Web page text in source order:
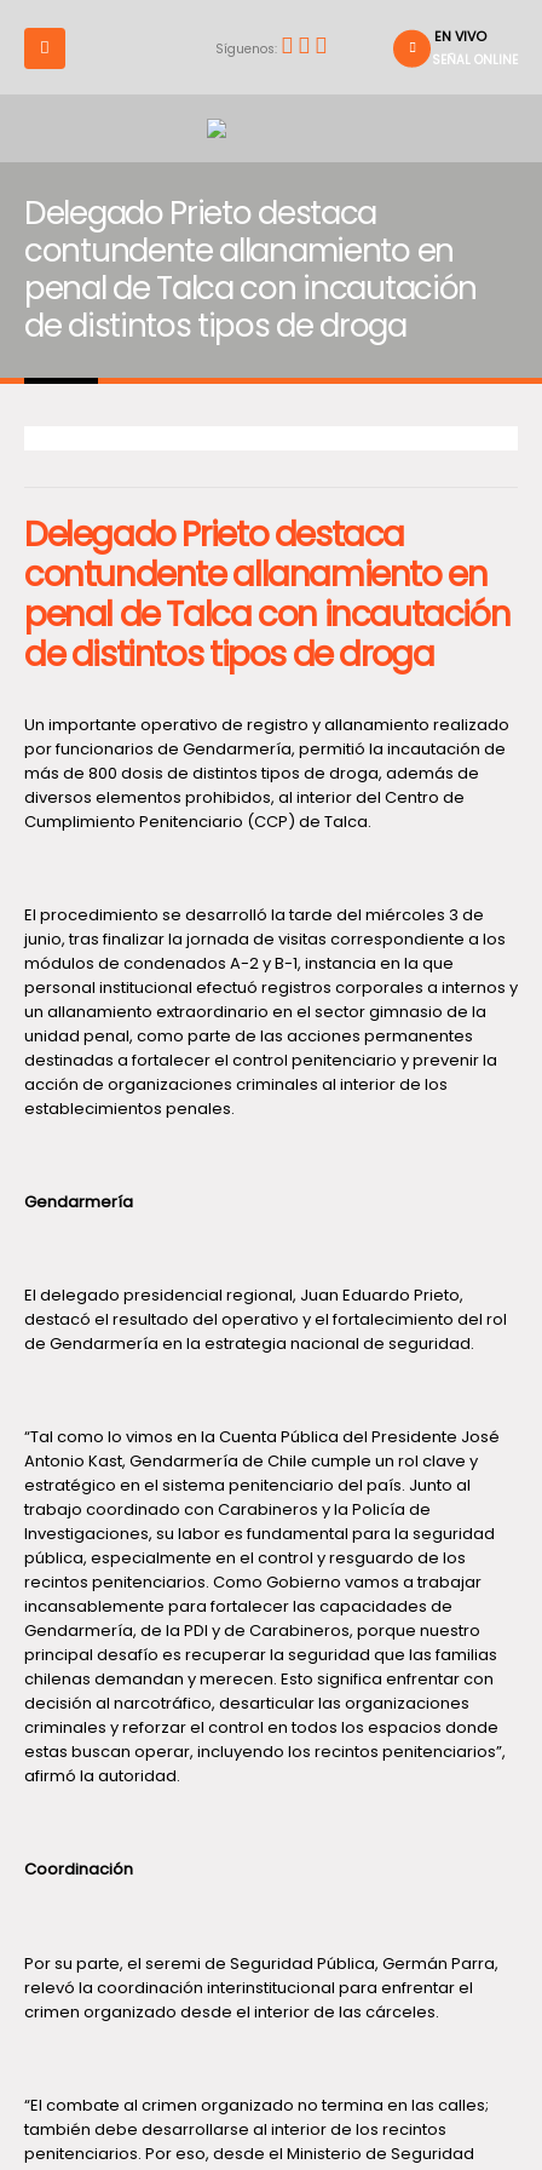
Síguenos:
EN VIVO
SEÑAL ONLINE
Delegado Prieto destaca
contundente allanamiento en
penal de Talca con incautación
de distintos tipos de droga
Delegado Prieto destaca
contundente allanamiento en
penal de Talca con incautación
de distintos tipos de droga
Un importante operativo de registro y allanamiento realizado
por funcionarios de Gendarmería, permitió la incautación de
más de 800 dosis de distintos tipos de droga, además de
diversos elementos prohibidos, al interior del Centro de
Cumplimiento Penitenciario (CCP) de Talca.
El procedimiento se desarrolló la tarde del miércoles 3 de
junio, tras finalizar la jornada de visitas correspondiente a los
módulos de condenados A-2 y B-1, instancia en la que
personal institucional efectuó registros corporales a internos y
un allanamiento extraordinario en el sector gimnasio de la
unidad penal, como parte de las acciones permanentes
destinadas a fortalecer el control penitenciario y prevenir la
acción de organizaciones criminales al interior de los
establecimientos penales.
Gendarmería
El delegado presidencial regional, Juan Eduardo Prieto,
destacó el resultado del operativo y el fortalecimiento del rol
de Gendarmería en la estrategia nacional de seguridad.
“Tal como lo vimos en la Cuenta Pública del Presidente José
Antonio Kast, Gendarmería de Chile cumple un rol clave y
estratégico en el sistema penitenciario del país. Junto al
trabajo coordinado con Carabineros y la Policía de
Investigaciones, su labor es fundamental para la seguridad
pública, especialmente en el control y resguardo de los
recintos penitenciarios. Como Gobierno vamos a trabajar
incansablemente para fortalecer las capacidades de
Gendarmería, de la PDI y de Carabineros, porque nuestro
principal desafío es recuperar la seguridad que las familias
chilenas demandan y merecen. Esto significa enfrentar con
decisión al narcotráfico, desarticular las organizaciones
criminales y reforzar el control en todos los espacios donde
estas buscan operar, incluyendo los recintos penitenciarios”,
afirmó la autoridad.
Coordinación
Por su parte, el seremi de Seguridad Pública, Germán Parra,
relevó la coordinación interinstitucional para enfrentar el
crimen organizado desde el interior de las cárceles.
“El combate al crimen organizado no termina en las calles;
también debe desarrollarse al interior de los recintos
penitenciarios. Por eso, desde el Ministerio de Seguridad